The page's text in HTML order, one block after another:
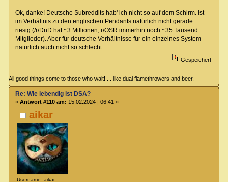
Ok, danke! Deutsche Subreddits hab' ich nicht so auf dem Schirm. Ist
im Verhältnis zu den englischen Pendants natürlich nicht gerade
riesig (/r/DnD hat ~3 Millionen, r/OSR immerhin noch ~35 Tausend
Mitglieder). Aber für deutsche Verhältnisse für ein einzelnes System
natürlich auch nicht so schlecht.
Gespeichert
All good things come to those who wait! ... like dual flamethrowers and beer.
aikar
Username: aikar
Re: Wie lebendig ist DSA?
« Antwort #110 am: 15.02.2024 | 06:41 »